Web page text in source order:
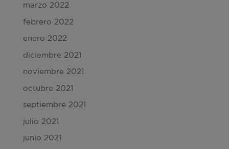
marzo 2022
febrero 2022
enero 2022
diciembre 2021
noviembre 2021
octubre 2021
septiembre 2021
julio 2021
junio 2021